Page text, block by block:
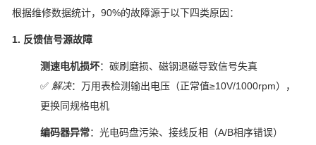
根据维修数据统计，90%的故障源于以下四类原因：
1. 反馈信号源故障
测速电机损坏：碳刷磨损、磁钢退磁导致信号失真
✅ 解决：万用表检测输出电压（正常值≥10V/1000rpm），
更换同规格电机
编码器异常：光电码盘污染、接线反相（A/B相序错误）